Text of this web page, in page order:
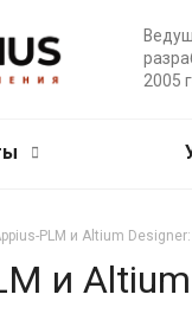
2005
PLM и Altium
и